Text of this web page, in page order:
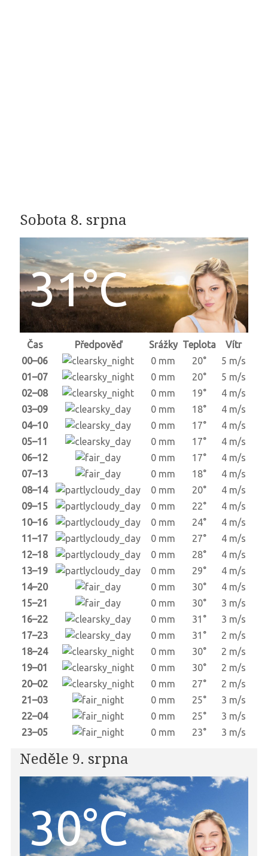
Sobota 8. srpna
31°C
Čas Předpověď Srážky Teplota
Vítr
00–06
0 mm 20°
5 m/s
01–07
0 mm 20°
5 m/s
02–08
0 mm 19°
4 m/s
03–09
0 mm 18°
4 m/s
04–10
0 mm 17°
4 m/s
05–11
0 mm 17°
4 m/s
06–12
0 mm 17°
4 m/s
07–13
0 mm 18°
4 m/s
08–14
0 mm 20°
4 m/s
09–15
0 mm 22°
4 m/s
10–16
0 mm 24°
4 m/s
11–17
0 mm 27°
4 m/s
12–18
0 mm 28°
4 m/s
13–19
0 mm 29°
4 m/s
14–20
0 mm 30°
4 m/s
15–21
0 mm 30°
3 m/s
16–22
0 mm 31°
3 m/s
17–23
0 mm 31°
2 m/s
18–24
0 mm 30°
2 m/s
19–01
0 mm 30°
2 m/s
20–02
0 mm 27°
2 m/s
21–03
0 mm 25°
3 m/s
22–04
0 mm 25°
3 m/s
23–05
0 mm 23° 3 m/s
Neděle 9. srpna
30°C